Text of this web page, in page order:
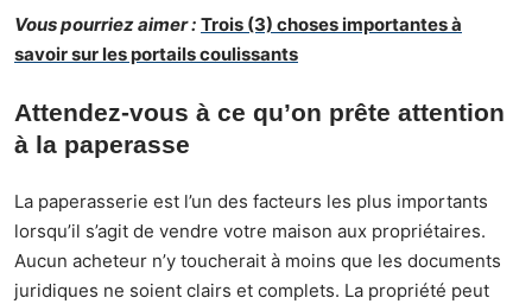
Vous pourriez aimer : Trois (3) choses importantes à
savoir sur les portails coulissants
Attendez-vous à ce qu’on prête attention
à la paperasse
La paperasserie est l’un des facteurs les plus importants
lorsqu’il s’agit de vendre votre maison aux propriétaires.
Aucun acheteur n’y toucherait à moins que les documents
juridiques ne soient clairs et complets. La propriété peut